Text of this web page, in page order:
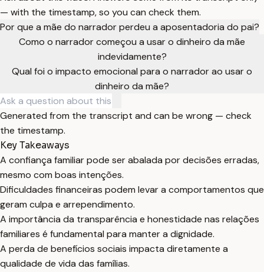
— with the timestamp, so you can check them.
Por que a mãe do narrador perdeu a aposentadoria do pai?
Como o narrador começou a usar o dinheiro da mãe
indevidamente?
Qual foi o impacto emocional para o narrador ao usar o
dinheiro da mãe?
Generated from the transcript and can be wrong — check
the timestamp.
Key Takeaways
A confiança familiar pode ser abalada por decisões erradas,
mesmo com boas intenções.
Dificuldades financeiras podem levar a comportamentos que
geram culpa e arrependimento.
A importância da transparência e honestidade nas relações
familiares é fundamental para manter a dignidade.
A perda de benefícios sociais impacta diretamente a
qualidade de vida das famílias.